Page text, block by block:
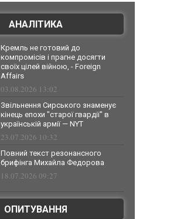
АНАЛІТИКА
Кремль не готовий до
компромісів і прагне досягти
своїх цілей війною, - Foreign
Affairs
03.08.2026 13:02
Звільнення Сирського знаменує
кінець епохи "старої гвардії" в
українській армії — NYT
23.07.2026 10:32
Повний текст резонансного
брифінга Михайла Федорова
18.07.2026 09:27
ОПИТУВАННЯ